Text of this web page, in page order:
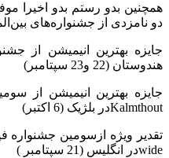
همچنین بدو رستم بدو اخیرا
دو نامزدی از جشنواره‌های
هندوستان (22 و23 سپتامبر)
جایزه بهترین انیمیشن از
Kalmthoutدر بلژیک (6 اکتبر)
wideدر انگلیس (21 سپتامبر )